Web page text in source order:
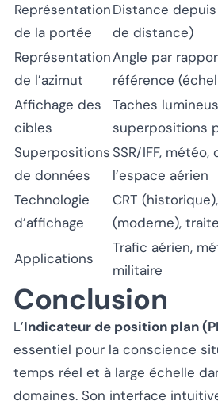
Représentation
de la portée
Distance
de distance)
Représentation
de l’azimut
Angle par
référence
Affichage des
cibles
Taches
superpositions
Superpositions
de données
SSR/IFF,
l’espace aérien
Technologie
d’affichage
CRT
(moderne),
Applications
Trafic aérien,
militaire
Conclusion
L’Indicateur de position plan
essentiel pour la conscience
temps réel et à large échelle
domaines. Son interface